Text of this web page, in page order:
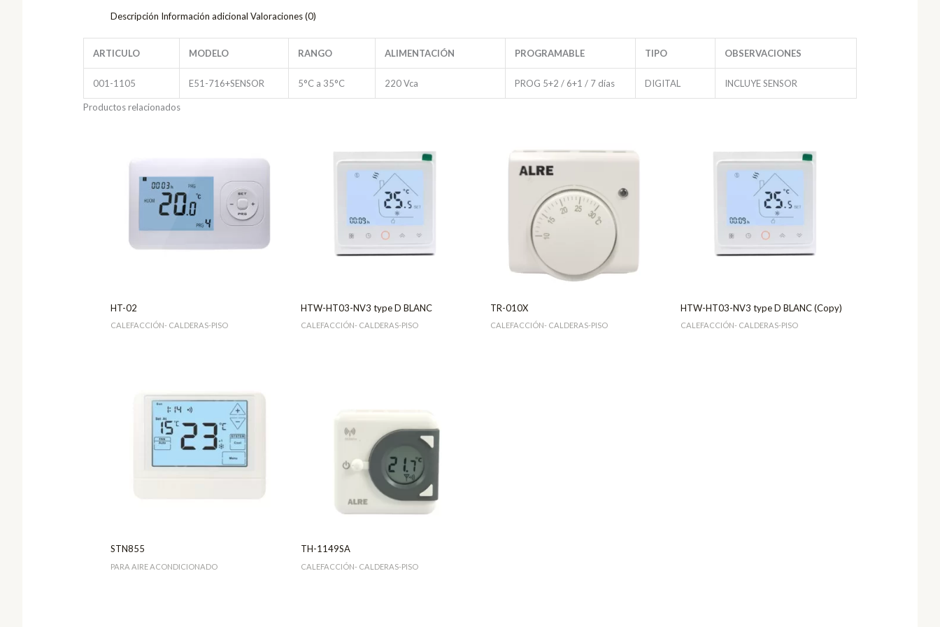
Descripción Información adicional Valoraciones (0)
ARTICULO MODELO RANGO ALIMENTACIÓN PROGRAMABLE TIPO OBSERVACIONES
001-1105 E51-716+SENSOR 5°C a 35°C 220 Vca PROG 5+2 / 6+1 / 7 días DIGITAL INCLUYE SENSOR
Productos relacionados
HT-02
CALEFACCIÓN- CALDERAS-PISO
HTW-HT03-NV3 type D BLANC
CALEFACCIÓN- CALDERAS-PISO
TR-010X
CALEFACCIÓN- CALDERAS-PISO
HTW-HT03-NV3 type D BLANC (Copy)
CALEFACCIÓN- CALDERAS-PISO
STN855
PARA AIRE ACONDICIONADO
TH-1149SA
CALEFACCIÓN- CALDERAS-PISO